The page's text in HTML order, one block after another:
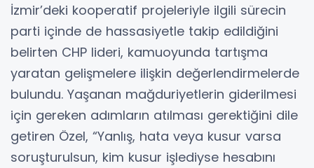
İzmir’deki kooperatif projeleriyle ilgili sürecin
parti içinde de hassasiyetle takip edildiğini
belirten CHP lideri, kamuoyunda tartışma
yaratan gelişmelere ilişkin değerlendirmelerde
bulundu. Yaşanan mağduriyetlerin giderilmesi
için gereken adımların atılması gerektiğini dile
getiren Özel, “Yanlış, hata veya kusur varsa
soruşturulsun, kim kusur işlediyse hesabını